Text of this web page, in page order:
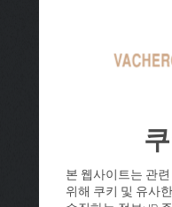
본 웹사이트는 관
위해 쿠키 및 유사